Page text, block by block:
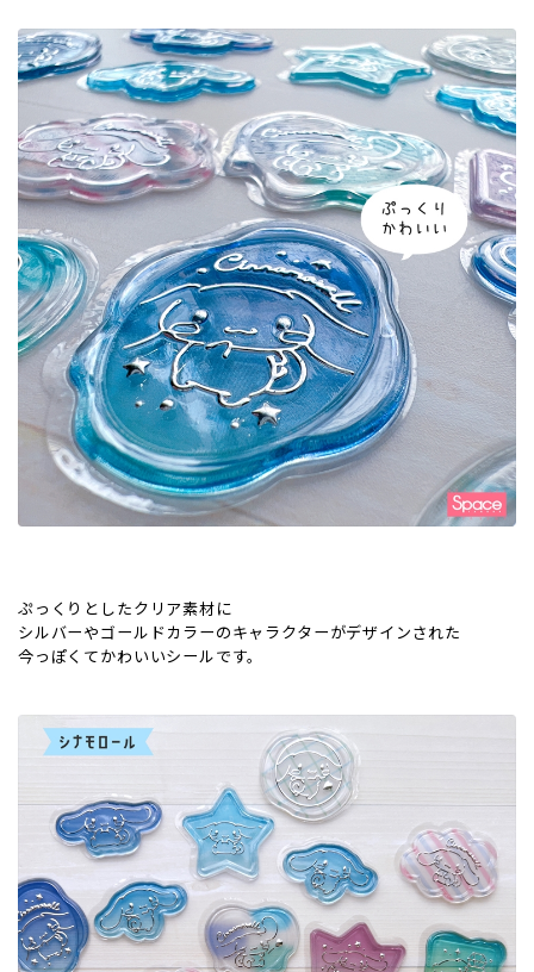
ぷっくりとしたクリア素材に
シルバーやゴールドカラーのキャラクターがデザインされた
今っぽくてかわいいシールです。